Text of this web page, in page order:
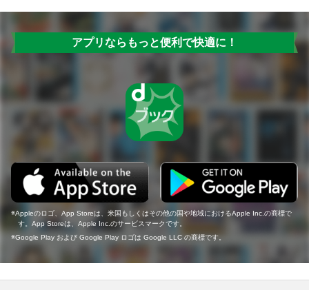
アプリならもっと便利で快適に！
Appleのロゴ、App Storeは、米国もしくはその他の国や地域におけるApple Inc.の商標で
す。App Storeは、Apple Inc.のサービスマークです。
Google Play および Google Play ロゴは Google LLC の商標です。